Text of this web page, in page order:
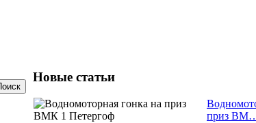
Новые статьи
приз